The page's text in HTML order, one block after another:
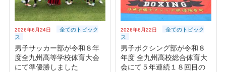
2026年6月24日
全てのトピック
ス
男子サッカー部が令和８年
度全九州高等学校体育大会
にて準優勝しました
2026年6月22日
全てのトピック
ス
男子ボクシング部が令和８
年度 全九州高校総合体育大
会にて５年連続１８回目の